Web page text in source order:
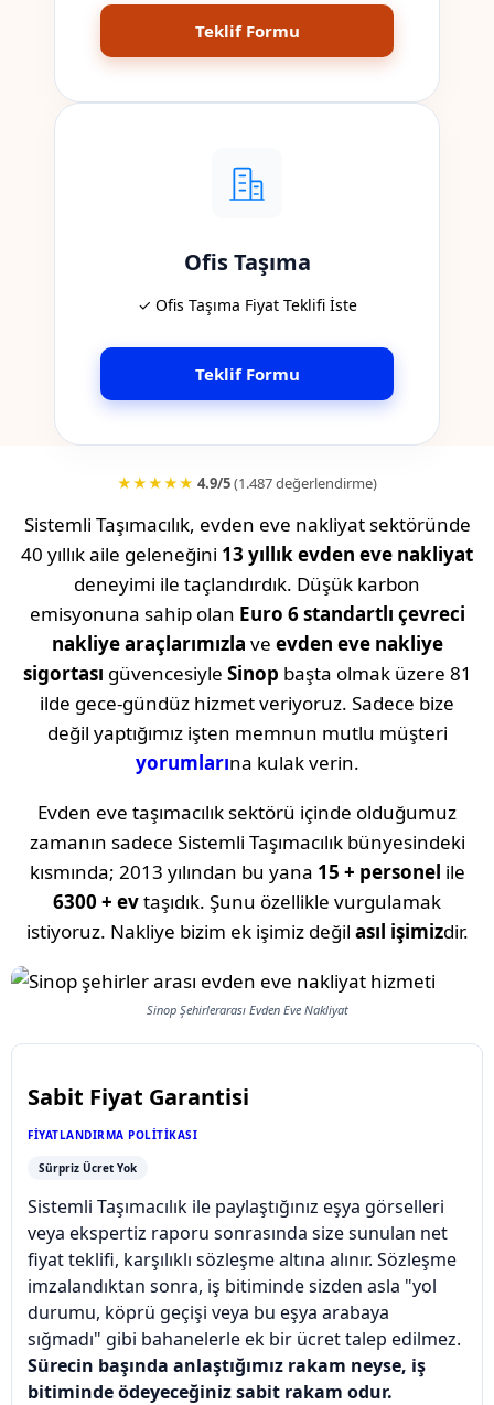
Teklif Formu
Ofis Taşıma
✓ Ofis Taşıma Fiyat Teklifi İste
Teklif Formu
★★★★★ 4.9/5(1.487 değerlendirme)
Sistemli Taşımacılık, evden eve nakliyat sektöründe
40 yıllık aile geleneğini 13 yıllık evden eve nakliyat
deneyimi ile taçlandırdık. Düşük karbon
emisyonuna sahip olan Euro 6 standartlı çevreci
nakliye araçlarımızla ve evden eve nakliye
sigortası güvencesiyle Sinop başta olmak üzere 81
ilde gece-gündüz hizmet veriyoruz. Sadece bize
değil yaptığımız işten memnun mutlu müşteri
yorumlarına kulak verin.
Evden eve taşımacılık sektörü içinde olduğumuz
zamanın sadece Sistemli Taşımacılık bünyesindeki
kısmında; 2013 yılından bu yana 15 + personel ile
6300 + evtaşıdık. Şunu özellikle vurgulamak
istiyoruz. Nakliye bizim ek işimiz değil asıl işimizdir.
Sinop Şehirlerarası Evden Eve Nakliyat
Sabit Fiyat Garantisi
FIYATLANDIRMA POLITIKASI
Sürpriz Ücret Yok
Sistemli Taşımacılık ile paylaştığınız eşya görselleri
veya ekspertiz raporu sonrasında size sunulan net
fiyat teklifi, karşılıklı sözleşme altına alınır. Sözleşme
imzalandıktan sonra, iş bitiminde sizden asla "yol
durumu, köprü geçişi veya bu eşya arabaya
sığmadı" gibi bahanelerle ek bir ücret talep edilmez.
Sürecin başında anlaştığımız rakam neyse, iş
bitiminde ödeyeceğiniz sabit rakam odur.